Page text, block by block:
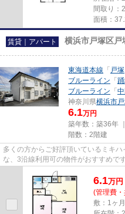
間取り：
面積：
賃貸｜アパート 横浜市戸塚区戸
東海道本線 「 戸塚
ブルーライン 「
ブルーライン 「
神奈川県横浜市
6.1万円
築年数：築36年
階数：2階建
多くの方からご好評頂いているミキ
な、3沿線利用可の物件がおすすめで
いただける物件なので、支払い...
6.1万円
(管理費
敷：1ヶ